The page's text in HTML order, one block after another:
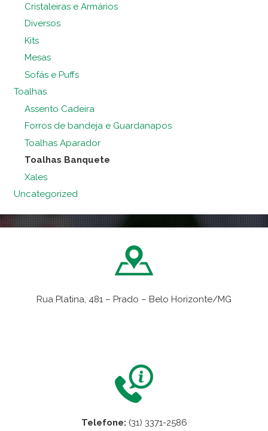
Cristaleiras e Armários
Diversos
Kits
Mesas
Sofás e Puffs
Toalhas
Assento Cadeira
Forros de bandeja e Guardanapos
Toalhas Aparador
Toalhas Banquete
Xales
Uncategorized
Rua Platina, 481 – Prado – Belo Horizonte/MG
Telefone: (31) 3371-2586